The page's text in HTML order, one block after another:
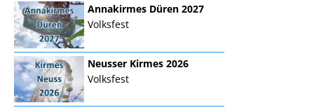
Annakirmes Düren 2027
Volksfest
Neusser Kirmes 2026
Volksfest